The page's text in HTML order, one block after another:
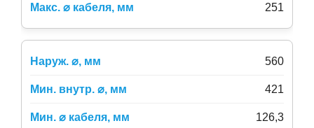
251
560
421
126,3